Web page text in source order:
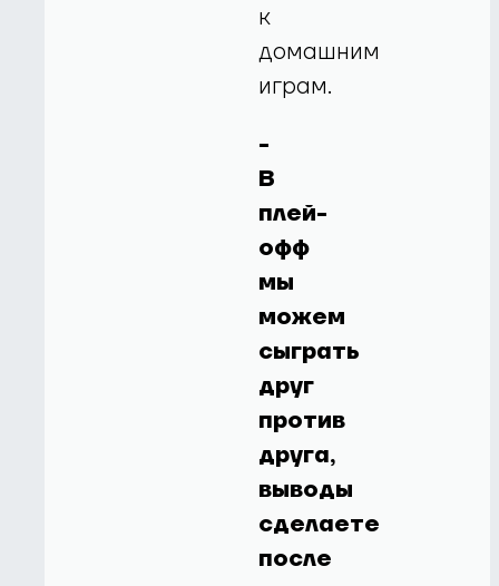
к
домашним
играм.
-
В
плей-
офф
мы
можем
сыграть
друг
против
друга,
выводы
сделаете
после